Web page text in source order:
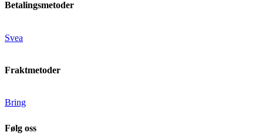
Betalingsmetoder
Svea
Fraktmetoder
Bring
Følg oss